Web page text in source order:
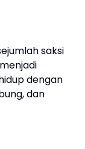
saksi
dengan
dan